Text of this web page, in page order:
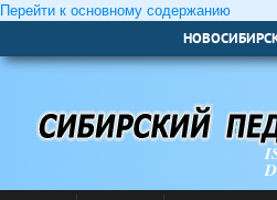
Перейти к основному содержанию